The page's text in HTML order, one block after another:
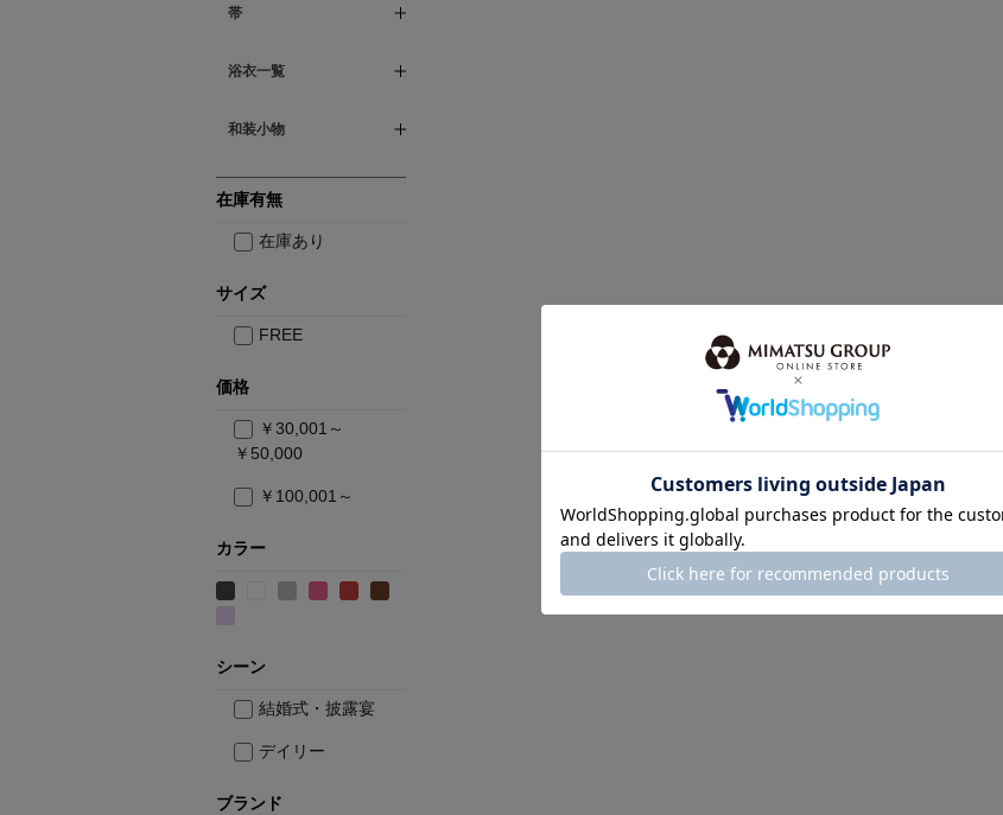
帯
浴衣一覧
和装小物
在庫有無
在庫あり
サイズ
FREE
価格
￥30,001～
￥50,000
￥100,001～
カラー
シーン
結婚式・披露宴
デイリー
ブランド